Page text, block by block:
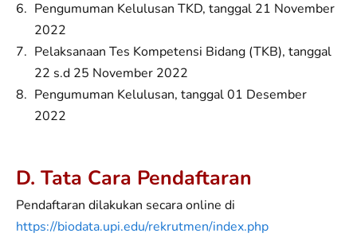
Pengumuman Kelulusan TKD, tanggal 21 November
2022
Pelaksanaan Tes Kompetensi Bidang (TKB), tanggal
22 s.d 25 November 2022
Pengumuman Kelulusan, tanggal 01 Desember
2022
D. Tata Cara Pendaftaran
Pendaftaran dilakukan secara online di
https://biodata.upi.edu/rekrutmen/index.php